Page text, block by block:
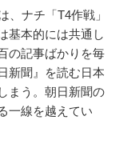
ナチ「T4作戦」
基本的には共通し
の記事ばかりを毎
新聞』を読む日本
まう。朝日新聞の
一線を越えてい